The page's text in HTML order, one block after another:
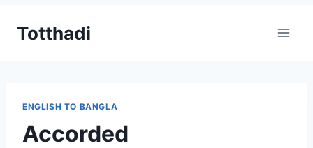
Totthadi
ENGLISH TO BANGLA
Accorded